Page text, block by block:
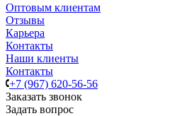
Оптовым клиентам
Отзывы
Карьера
Контакты
Наши клиенты
Контакты
+7 (967) 620-56-56
Заказать звонок
Задать вопрос